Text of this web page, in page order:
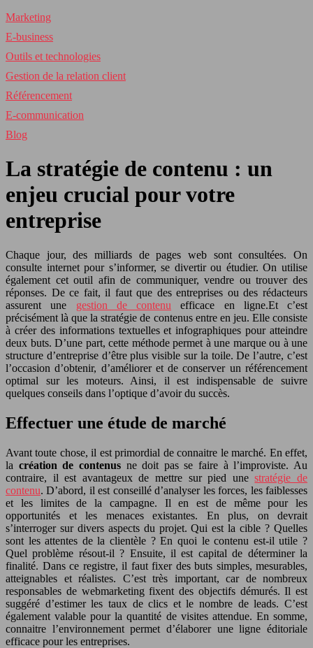
Marketing
E-business
Outils et technologies
Gestion de la relation client
Référencement
E-communication
Blog
La stratégie de contenu : un
enjeu crucial pour votre
entreprise
Chaque jour, des milliards de pages web sont consultées. On
consulte internet pour s’informer, se divertir ou étudier. On utilise
également cet outil afin de communiquer, vendre ou trouver des
réponses. De ce fait, il faut que des entreprises ou des rédacteurs
assurent une gestion de contenu efficace en ligne.Et c’est
précisément là que la stratégie de contenus entre en jeu. Elle consiste
à créer des informations textuelles et infographiques pour atteindre
deux buts. D’une part, cette méthode permet à une marque ou à une
structure d’entreprise d’être plus visible sur la toile. De l’autre, c’est
l’occasion d’obtenir, d’améliorer et de conserver un référencement
optimal sur les moteurs. Ainsi, il est indispensable de suivre
quelques conseils dans l’optique d’avoir du succès.
Effectuer une étude de marché
Avant toute chose, il est primordial de connaitre le marché. En effet,
la création de contenusne doit pas se faire à l’improviste. Au
contraire, il est avantageux de mettre sur pied unestratégie de
contenu. D’abord, il est conseillé d’analyser les forces, les faiblesses
et les limites de la campagne. Il en est de même pour les
opportunités et les menaces existantes. En plus, on devrait
s’interroger sur divers aspects du projet. Qui est la cible ? Quelles
sont les attentes de la clientèle ? En quoi le contenu est-il utile ?
Quel problème résout-il ? Ensuite, il est capital de déterminer la
finalité. Dans ce registre, il faut fixer des buts simples, mesurables,
atteignables et réalistes. C’est très important, car de nombreux
responsables de webmarketing fixent des objectifs démurés. Il est
suggéré d’estimer les taux de clics et le nombre de leads. C’est
également valable pour la quantité de visites attendue. En somme,
connaitre l’environnement permet d’élaborer une ligne éditoriale
efficace pour les entreprises.